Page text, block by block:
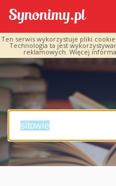
Ten serwis wykorzystuje pliki
Technologia ta jest
reklamowych. Więcej